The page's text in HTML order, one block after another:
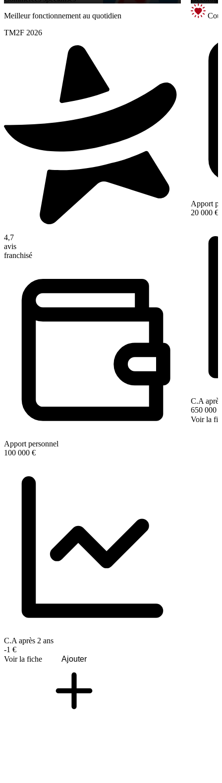
Meilleur fonctionnement au quotidien
TM2F 2026
4,7
avis
franchisé
Apport personnel
100 000 €
C.A après 2 ans
-1 €
Voir la fiche
Ajouter
Apport
20 000 €
C.A
650 000 €
Voir la